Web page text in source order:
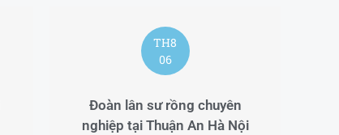
Nội
TÓM TẮT TIỂU SỬ TỔ MẪU
REIKO SUZUKI